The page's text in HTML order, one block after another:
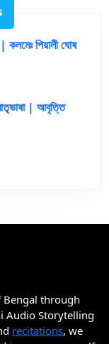
কলমেঃ পিয়ালী ঘোষ
| আবৃত্তি
Bengal through
Audio Storytelling
recitations, we